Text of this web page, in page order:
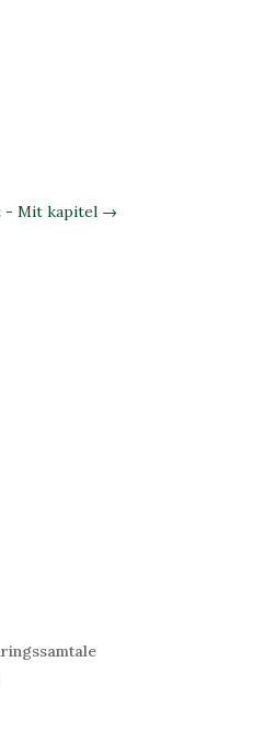
- Mit kapitel→